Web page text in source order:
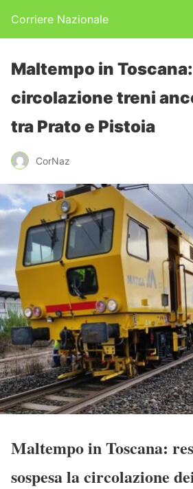
Corriere Nazionale
Maltempo in Toscana:
circolazione treni
tra Prato e Pistoia
CorNaz
Maltempo in Toscana:
sospesa la circolazione